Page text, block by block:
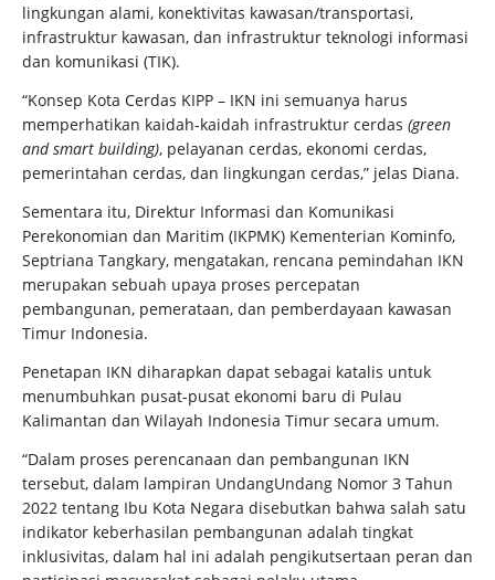
lingkungan alami, konektivitas kawasan/transportasi,
infrastruktur kawasan, dan infrastruktur teknologi informasi
dan komunikasi (TIK).
“Konsep Kota Cerdas KIPP – IKN ini semuanya harus
memperhatikan kaidah-kaidah infrastruktur cerdas (green
and smart building), pelayanan cerdas, ekonomi cerdas,
pemerintahan cerdas, dan lingkungan cerdas,” jelas Diana.
Sementara itu, Direktur Informasi dan Komunikasi
Perekonomian dan Maritim (IKPMK) Kementerian Kominfo,
Septriana Tangkary, mengatakan, rencana pemindahan IKN
merupakan sebuah upaya proses percepatan
pembangunan, pemerataan, dan pemberdayaan kawasan
Timur Indonesia.
Penetapan IKN diharapkan dapat sebagai katalis untuk
menumbuhkan pusat-pusat ekonomi baru di Pulau
Kalimantan dan Wilayah Indonesia Timur secara umum.
“Dalam proses perencanaan dan pembangunan IKN
tersebut, dalam lampiran UndangUndang Nomor 3 Tahun
2022 tentang Ibu Kota Negara disebutkan bahwa salah satu
indikator keberhasilan pembangunan adalah tingkat
inklusivitas, dalam hal ini adalah pengikutsertaan peran dan